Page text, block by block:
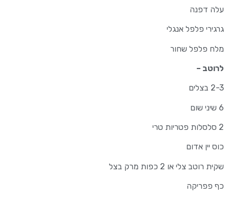
עלה דפנה
גרגירי פלפל אנגלי
מלח פלפל שחור
לרוטב –
2-3 בצלים
6 שיני שום
2 סלסלות פטריות טרי
כוס יין אדום
שקית רוטב צלי או 2 כפות מרק בצל
כף פפריקה